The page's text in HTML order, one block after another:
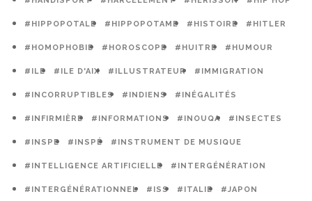
#HIPPOPOTALE #HIPPOPOTAME #HISTOIRE #HITLER
#HOMOPHOBIE #HOROSCOPE #HUITRE #HUMOUR
#ILE #ILE D'AIX #ILLUSTRATEUR #IMMIGRATION
#INCORRUPTIBLES #INDIENS #INÉGALITÉS
#INFIRMIÈRE #INFORMATIONS #INOUQA #INSECTES
#INSPE #INSPÉ #INSTRUMENT DE MUSIQUE
#INTELLIGENCE ARTIFICIELLE #INTERGÉNÉRATION
#INTERGÉNÉRATIONNEL #ISS #ITALIE #JAPON